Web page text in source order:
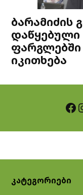
ბარამიძის
დაწყებული
ფარგლებში
იკითხება
Facebook
კატეგორიები